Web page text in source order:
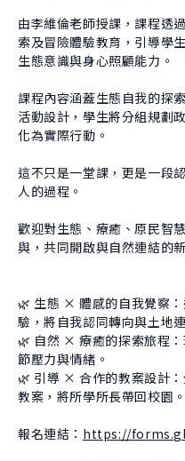
Rental
Application
Documents
About Course
Timetable
Previous Courses
Experiment
About Experiment
Student Experiment
College Experiment
Collaboration
Donate
Allies
CANJUNE
由李維倫老師授課，課程透
索及冒險體驗教育，引導學
生態意識與身心照顧能力。
課程內容涵蓋生態自我的探
活動設計，學生將分組規劃
化為實際行動。
這不只是一堂課，更是一段
人的過程。
歡迎對生態、療癒、原民智
與，共同開啟與自然連結的
🌿 生態 × 體感的自我覺察
驗，將自我認同轉向與土地
🌿 自然 × 療癒的探索旅程
節壓力與情緒。
🌿 引導 × 合作的教案設計
教案，將所學所長帶回校園。
報名連結： https://